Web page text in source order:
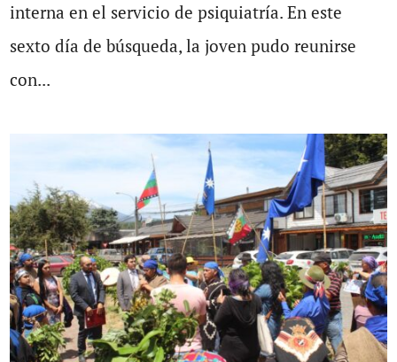
interna en el servicio de psiquiatría. En este
sexto día de búsqueda, la joven pudo reunirse
con...